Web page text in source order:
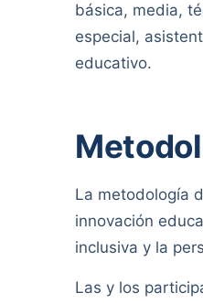
básica, media,
especial,
educativo.
La metodología
innovación
inclusiva y la
Las y los